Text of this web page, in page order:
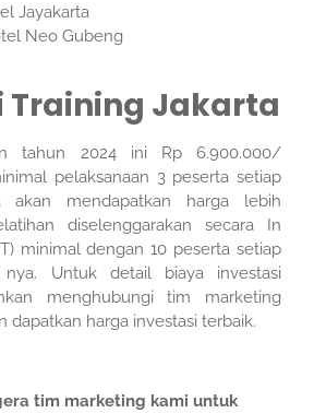
Jayakarta
Neo Gubeng
Training Jakarta
tahun 2024 ini Rp 6.900.000/
pelaksanaan 3 peserta setiap
akan mendapatkan harga lebih
diselenggarakan secara In
minimal dengan 10 peserta setiap
Untuk detail biaya investasi
menghubungi tim marketing
dapatkan harga investasi terbaik.
tim marketing kami untuk